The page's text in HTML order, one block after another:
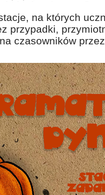
na których
przypadki,
czasowników